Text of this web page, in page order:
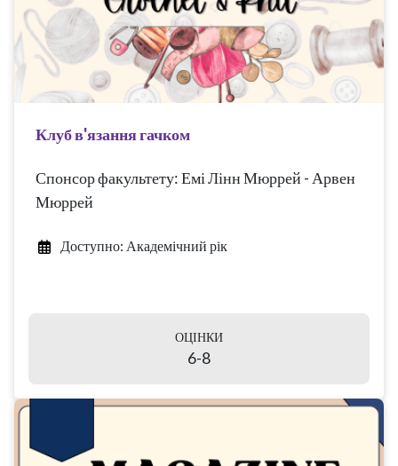
Клуб в'язання гачком
Спонсор факультету: Емі Лінн Мюррей - Арвен
Мюррей
Доступно: Академічний рік
ОЦІНКИ
6-8